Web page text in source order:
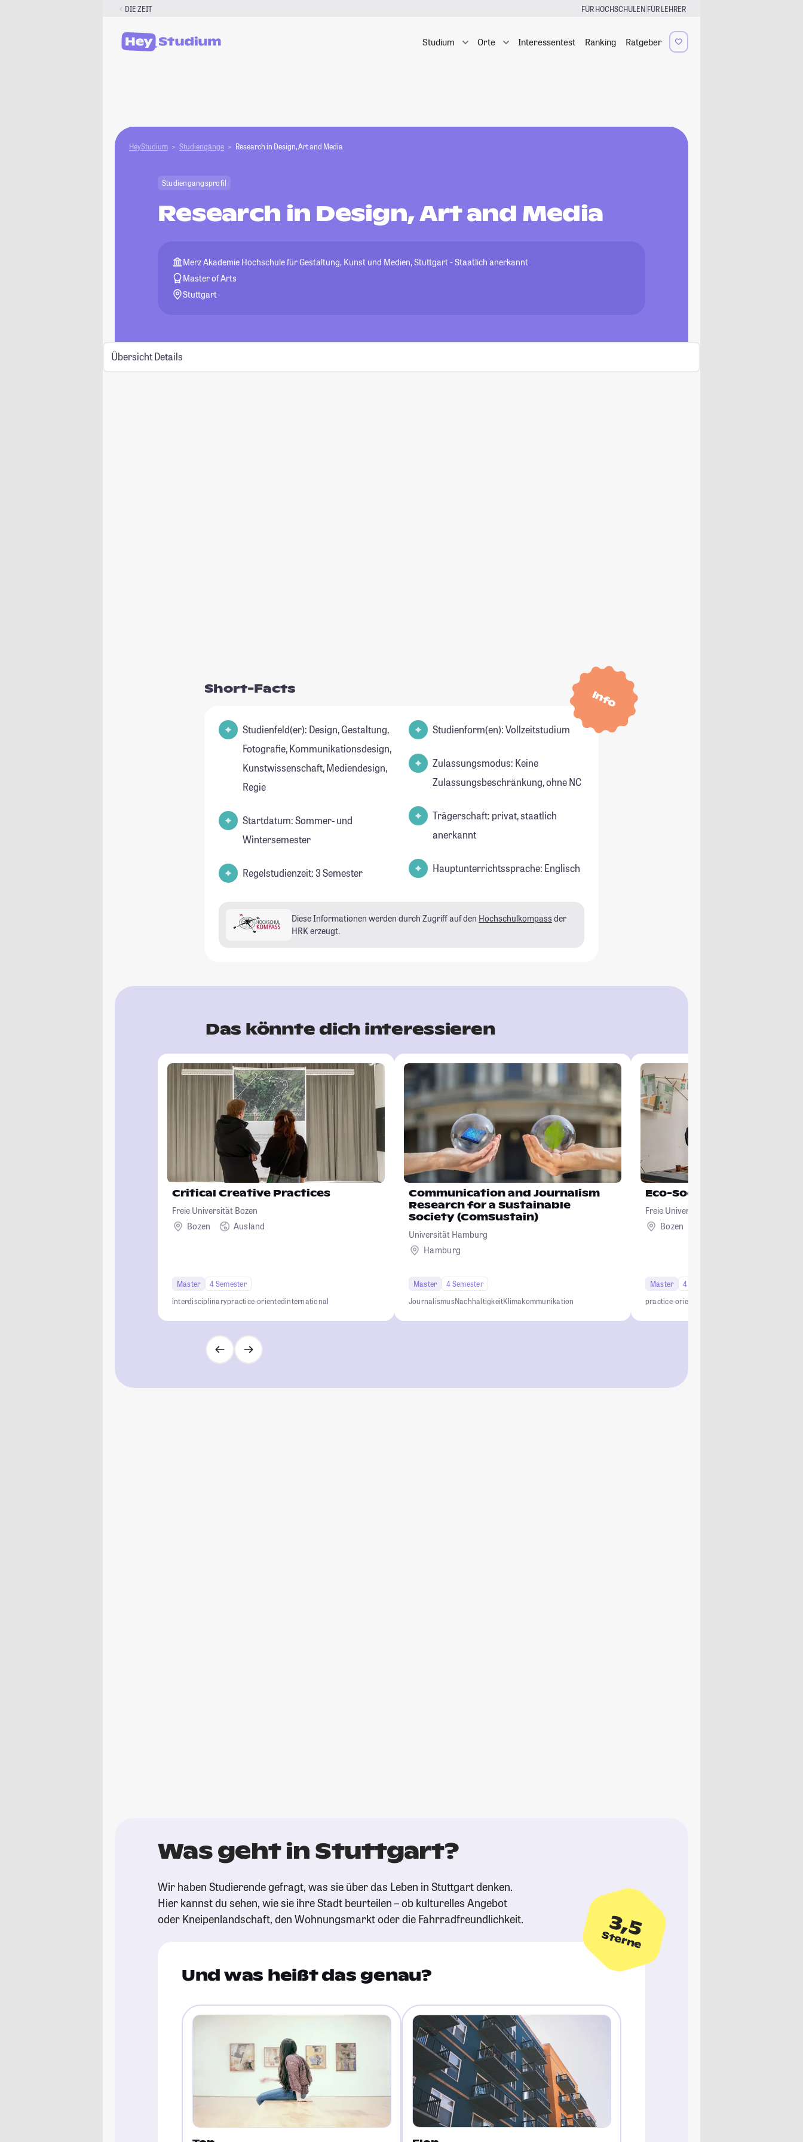
DIE ZEIT FÜR HOCHSCHULEN|FÜR LEHRER
Studium Orte Interessentest Ranking Ratgeber
HeyStudium Studiengänge Research in Design, Art and Media
Studiengangsprofil
Research in Design, Art and Media
Merz Akademie Hochschule für Gestaltung, Kunst und Medien, Stuttgart - Staatlich anerkannt
Master of Arts
Stuttgart
Übersicht Details
Info
Short-Facts
Studienfeld(er): Design, Gestaltung,
Fotografie, Kommunikationsdesign,
Kunstwissenschaft, Mediendesign,
Regie
Startdatum: Sommer- und
Wintersemester
Regelstudienzeit: 3 Semester
Studienform(en): Vollzeitstudium
Zulassungsmodus: Keine
Zulassungsbeschränkung, ohne NC
Trägerschaft: privat, staatlich
anerkannt
Hauptunterrichtssprache: Englisch
Diese Informationen werden durch Zugriff auf den Hochschulkompass der
HRK erzeugt.
Das könnte dich interessieren
Critical Creative Practices
Freie Universität Bozen
Bozen
Ausland
Master
4 Semester
interdisciplinarypractice-orientedinternational
Communication and Journalism
Research for a Sustainable
Society (ComSustain)
Universität Hamburg
Hamburg
Master
4 Semester
JournalismusNachhaltigkeitKlimakommunikation
Eco-Social Design
Freie Universität Bozen
Bozen
Master
4 Semester
practice-oriented
Was geht in Stuttgart?
Wir haben Studierende gefragt, was sie über das Leben in Stuttgart denken.
Hier kannst du sehen, wie sie ihre Stadt beurteilen – ob kulturelles Angebot
oder Kneipenlandschaft, den Wohnungsmarkt oder die Fahrradfreundlichkeit.
3,5
Sterne
Und was heißt das genau?